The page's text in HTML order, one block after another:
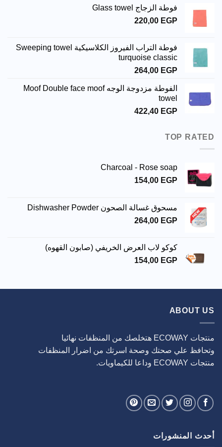
فوطة الزجاج Glass towel
220,00 EGP
فوطة التراب الفيروز الكلاسيكية Sweeping towel
turquoise classic
264,00 EGP
الفوطة مزدوجة الوجه Moof Double face moof
towel
422,40 EGP
TOP RATED
Charcoal - Rose soap
154,00 EGP
مسحوق غسالة الصحون Dishwasher Powder
264,00 EGP
كوكو لاب العرض الخريفي (صابون القهوه)
154,00 EGP
ABOUT US
منتجات ECOWAY هتخلصك من المنظفات نهائيا
وتحافظ علي صحتك وصحة اسرتك من اضرار المنظفات
منتجات ECOWAY وداعا للكيماويات.
أحدث المنشورات